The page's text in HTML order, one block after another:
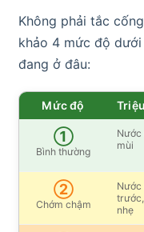
Không phải tắc
khảo 4 mức độ
đang ở đâu:
Mức độ
①
Bình thường
Nước
mùi
②
Chớm chậm
Nước
nhẹ